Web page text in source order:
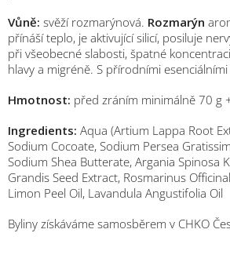
Vůně: svěží rozmarýnová. Rozmarýn
přínáší teplo, je aktivující silicí, posiluje
při všeobecné slabosti, špatné
hlavy a migréně. S přírodními esenciálními
Hmotnost: před zráním minimálně 70 g
Ingredients: Aqua (Artium Lappa Root
Sodium Cocoate, Sodium Persea
Sodium Shea Butterate, Argania Spinosa
Grandis Seed Extract, Rosmarinus
Limon Peel Oil, Lavandula Angustifolia Oil
Byliny získáváme samosběrem v CHKO